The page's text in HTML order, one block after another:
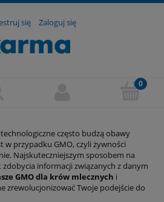
się Zaloguj się
często budzą obawy
w przypadku GMO, czyli żywności
Najskuteczniejszym sposobem na
informacji związanych z danym
GMO dla krów mlecznych i
zrewolucjonizować Twoje podejście do